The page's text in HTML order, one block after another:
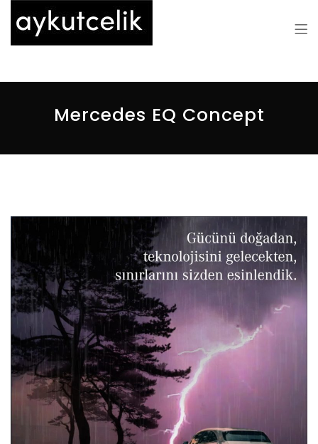
Mercedes EQ Concept